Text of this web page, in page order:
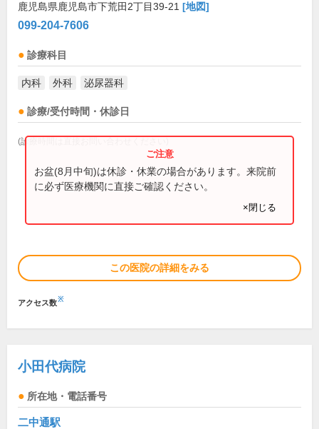
鹿児島県鹿児島市下荒田2丁目39-21 [地図]
099-204-7606
診療科目
内科 外科 泌尿器科
診療/受付時間・休診日
(診療時間は直接お問い合わせください)
お盆(8月中旬)は休診・休業の場合があります。来院前
に必ず医療機関に直接ご確認ください。
×閉じる
この医院の詳細をみる
アクセス数※
小田代病院
所在地・電話番号
二中通駅